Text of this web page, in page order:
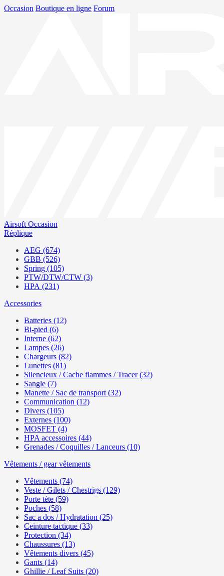
Occasion Boutique en ligne Forum
Airsoft Occasion
Réplique
AEG (674)
GBB (526)
Spring (105)
PTW/DTW/CTW (3)
HPA (231)
Accessories
Batteries (12)
Bi-pied (6)
Interne (62)
Lampes (26)
Chargeurs (82)
Lunettes (81)
Silencieux / Cache flammes / Tracer (32)
Sangle (7)
Manette / Sac de transport (32)
Communication (12)
Divers (105)
Externes (100)
MOSFET (4)
HPA accessoires (44)
Grenades / Coquilles / Lanceurs (10)
Vêtements / gear vêtements
Vêtements (74)
Veste / Gilets / Chestrigs (129)
Porte tète (59)
Poches (58)
Sac a dos / Hydratation (25)
Ceinture tactique (33)
Protection (34)
Chaussures (13)
Vêtements divers (45)
Gants (14)
Ghillie / Leaf Suits (20)